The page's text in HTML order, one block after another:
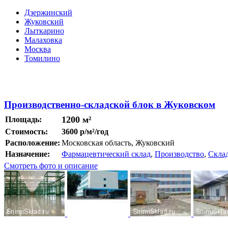
Дзержинский
Жуковский
Лыткарино
Малаховка
Москва
Томилино
Производственно-складской блок в Жуковском
Площадь: 1200 м²
Стоимость:
3600 р/м²/год
Расположение: Московская область, Жуковский
Назначение:
Фармацевтический склад, Производство,
Смотреть фото и описание